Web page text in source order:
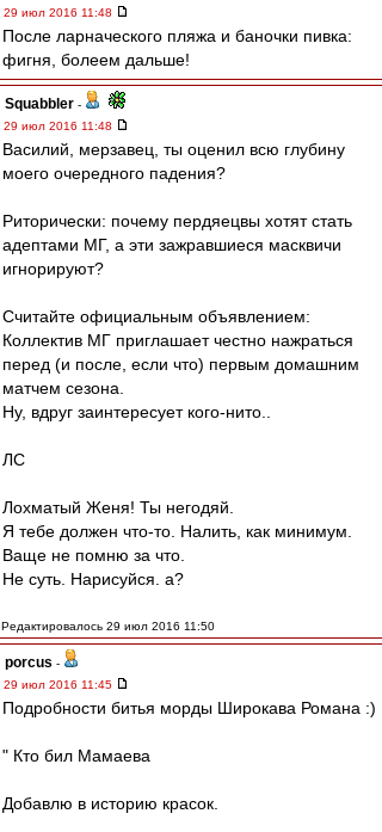
29 июл 2016 11:48
После ларначеского пляжа и баночки пивка:
фигня, болеем дальше!
Squabbler -
29 июл 2016 11:48
Василий, мерзавец, ты оценил всю глубину
моего очередного падения?
Риторически: почему пердяецвы хотят стать
адептами МГ, а эти зажравшиеся масквичи
игнорируют?
Считайте официальным объявлением:
Коллектив МГ приглашает честно нажраться
перед (и после, если что) первым домашним
матчем сезона.
Ну, вдруг заинтересует кого-нито..
ЛС
Лохматый Женя! Ты негодяй.
Я тебе должен что-то. Налить, как минимум.
Ваще не помню за что.
Не суть. Нарисуйся. а?
Редактировалось 29 июл 2016 11:50
porcus -
29 июл 2016 11:45
Подробности битья морды Широкава Романа :)
" Кто бил Мамаева
Добавлю в историю красок.